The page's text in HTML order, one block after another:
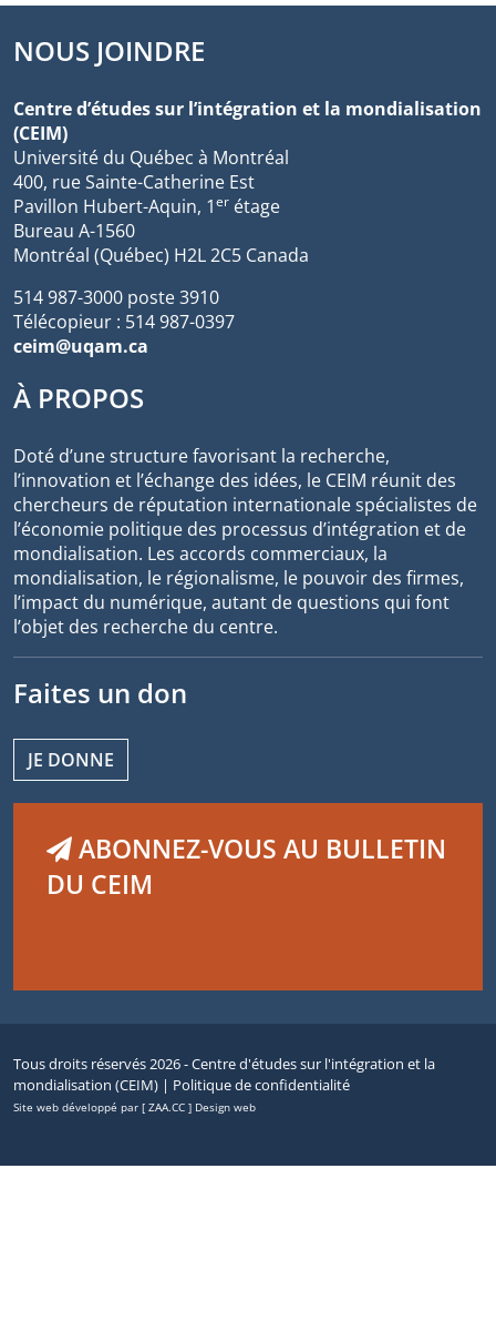
NOUS JOINDRE
Centre d’études sur l’intégration et la mondialisation
(CEIM)
Université du Québec à Montréal
400, rue Sainte-Catherine Est
Pavillon Hubert-Aquin, 1er étage
Bureau A-1560
Montréal (Québec) H2L 2C5 Canada
514 987-3000 poste 3910
Télécopieur : 514 987-0397
ceim@uqam.ca
À PROPOS
Doté d’une structure favorisant la recherche,
l’innovation et l’échange des idées, le CEIM réunit des
chercheurs de réputation internationale spécialistes de
l’économie politique des processus d’intégration et de
mondialisation. Les accords commerciaux, la
mondialisation, le régionalisme, le pouvoir des firmes,
l’impact du numérique, autant de questions qui font
l’objet des recherche du centre.
Faites un don
JE DONNE
ABONNEZ-VOUS AU BULLETIN
DU CEIM
Tous droits réservés 2026 - Centre d'études sur l'intégration et la
mondialisation (CEIM) | Politique de confidentialité
Site web développé par [ ZAA.CC ] Design web